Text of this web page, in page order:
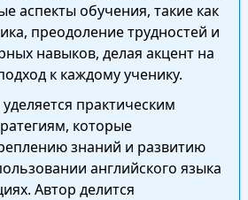
аспекты обучения, такие как
преодоление трудностей и
навыков, делая акцент на
к каждому ученику.
практическим
которые
знаний и развитию
английского языка
Автор делится